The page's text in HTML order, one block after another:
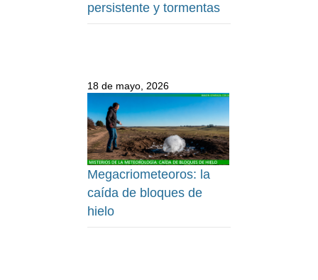
persistente y tormentas
18 de mayo, 2026
Megacriometeoros: la
caída de bloques de
hielo